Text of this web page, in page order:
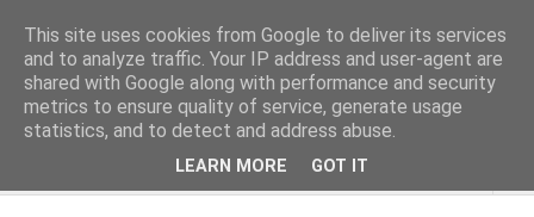
This site uses cookies from Google to deliver its services
and to analyze traffic. Your IP address and user-agent are
shared with Google along with performance and security
metrics to ensure quality of service, generate usage
statistics, and to detect and address abuse.
LEARN MORE GOT IT